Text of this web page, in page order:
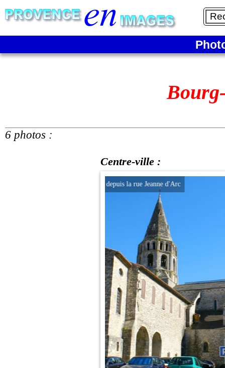
6 photos :
Centre-ville :